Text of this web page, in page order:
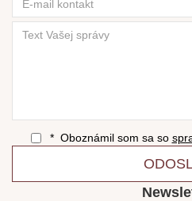
* Oboznámil som sa so